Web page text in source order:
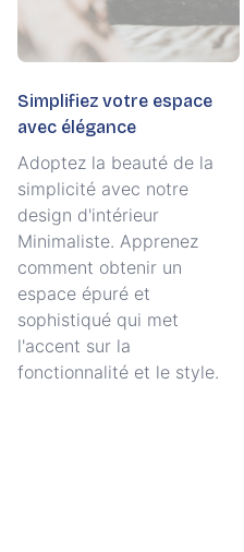
Simplifiez votre espace
avec élégance
Adoptez la beauté de la
simplicité avec notre
design d'intérieur
Minimaliste. Apprenez
comment obtenir un
espace épuré et
sophistiqué qui met
l'accent sur la
fonctionnalité et le style.